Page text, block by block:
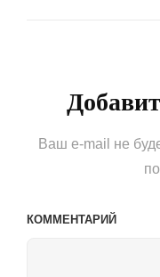
Ваш e-mail не
КОММЕНТАРИЙ